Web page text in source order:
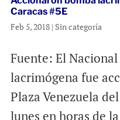
Caracas #5E
Feb 5, 2018| Sin categoría
Fuente: El
lacrimógena fue
Plaza Venezuela
lunes en horas de